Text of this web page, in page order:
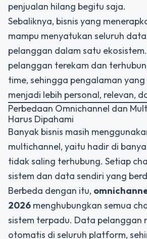
penjualan hilang begitu saja.
Sebaliknya, bisnis yang
mampu menyatukan seluruh
pelanggan dalam satu
pelanggan terekam dan
time, sehingga pengalaman
menjadi lebih personal, relevan,
Perbedaan Omnichannel dan
Harus Dipahami
Banyak bisnis masih
multichannel, yaitu hadir di
tidak saling terhubung. Setiap
sistem dan data sendiri yang
Berbeda dengan itu,
2026 menghubungkan semua
sistem terpadu. Data pelanggan
otomatis di seluruh platform,